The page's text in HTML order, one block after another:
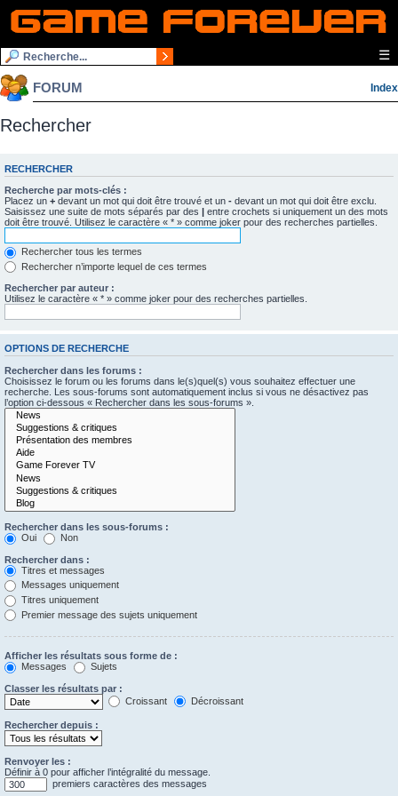
☰
FORUM Index
Rechercher
RECHERCHER
Recherche par mots-clés :
Placez un + devant un mot qui doit être trouvé et un - devant un mot qui doit être exclu.
Saisissez une suite de mots séparés par des | entre crochets si uniquement un des mots
doit être trouvé. Utilisez le caractère « * » comme joker pour des recherches partielles.
Rechercher tous les termes
Rechercher n’importe lequel de ces termes
Rechercher par auteur :
Utilisez le caractère « * » comme joker pour des recherches partielles.
OPTIONS DE RECHERCHE
Rechercher dans les forums :
Choisissez le forum ou les forums dans le(s)quel(s) vous souhaitez effectuer une
recherche. Les sous-forums sont automatiquement inclus si vous ne désactivez pas
l’option ci-dessous « Rechercher dans les sous-forums ».
Rechercher dans les sous-forums :
Oui
Non
Rechercher dans :
Titres et messages
Messages uniquement
Titres uniquement
Premier message des sujets uniquement
Afficher les résultats sous forme de :
Messages
Sujets
Classer les résultats par :
Croissant
Décroissant
Rechercher depuis :
Renvoyer les :
Définir à 0 pour afficher l’intégralité du message.
premiers caractères des messages